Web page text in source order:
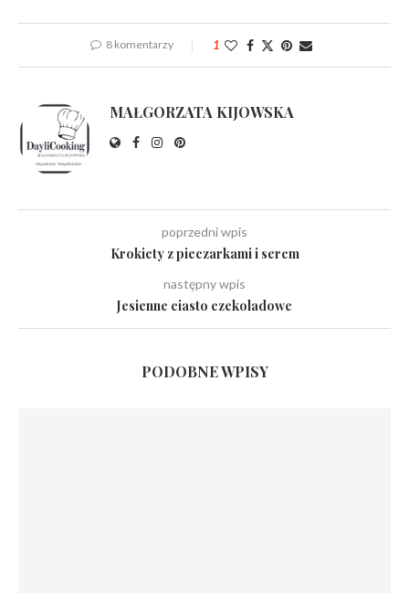
8 komentarzy 1
MAŁGORZATA KIJOWSKA
poprzedni wpis
Krokiety z pieczarkami i serem
następny wpis
Jesienne ciasto czekoladowe
PODOBNE WPISY